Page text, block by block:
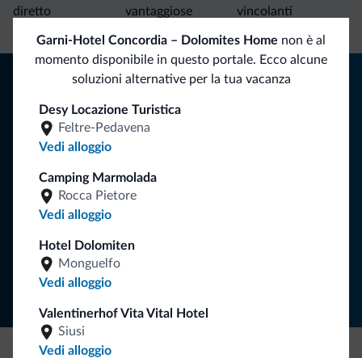
Garni-Hotel Concordia – Dolomites Home non è al
momento disponibile in questo portale. Ecco alcune
soluzioni alternative per la tua vacanza
Desy Locazione Turistica
Feltre-Pedavena
Vedi alloggio
Camping Marmolada
Rocca Pietore
Vedi alloggio
Hotel Dolomiten
Monguelfo
Vedi alloggio
Valentinerhof Vita Vital Hotel
Siusi
Vedi alloggio
diretto
vantaggiose
vincolanti
Segui Dolomiti.it
Consigli dalle Dolomiti
Riceverai informazioni, offerte esclusive e news per la tua
vacanza nelle Dolomiti.
ISCRIVITI ALLA NEWSLETTER